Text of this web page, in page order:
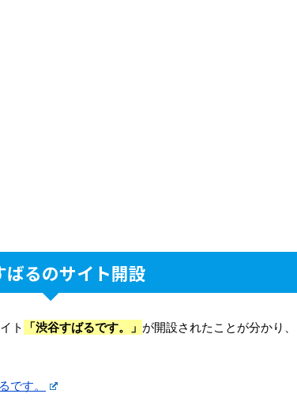
ばるのサイト開設
ト 「渋谷すばるです。」 が開設されたことが分かり、
です。